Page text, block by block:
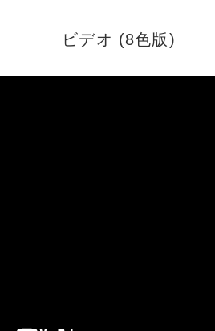
ビデオ (8色版)